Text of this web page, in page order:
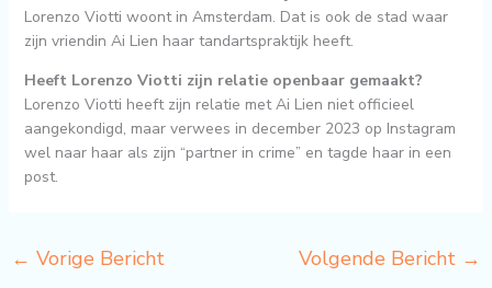
Lorenzo Viotti woont in Amsterdam. Dat is ook de stad waar
zijn vriendin Ai Lien haar tandartspraktijk heeft.
Heeft Lorenzo Viotti zijn relatie openbaar gemaakt?
Lorenzo Viotti heeft zijn relatie met Ai Lien niet officieel
aangekondigd, maar verwees in december 2023 op Instagram
wel naar haar als zijn “partner in crime” en tagde haar in een
post.
← Vorige Bericht Volgende Bericht →